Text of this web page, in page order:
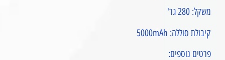
משקל: 280 גר'
קיבולת סוללה: 5000mAh
פרטים נוספים: